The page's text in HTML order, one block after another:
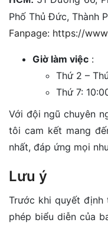
Phố Thủ Đức, Thành
Fanpage: https://
Giờ làm việc :
Thứ 2 –
Thứ 7:
Với đội ngũ chuyên
tôi cam kết mang
nhất, đáp ứng mọi
Lưu ý
Trước khi quyết định
phép biểu diễn của